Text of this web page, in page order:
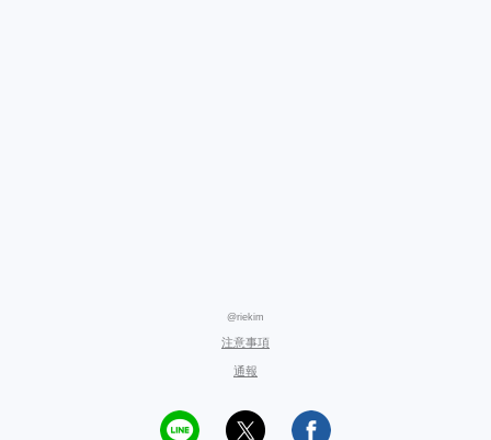
@riekim
注意事項
通報